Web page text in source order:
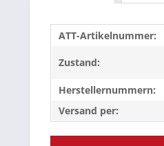
ATT-Artikelnummer:
Zustand:
Herstellernummern:
Versand per: